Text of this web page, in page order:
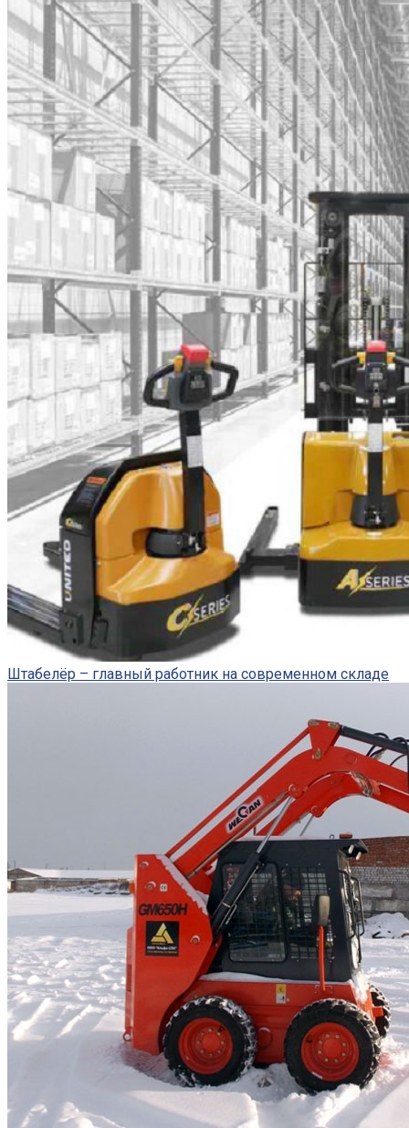
Штабелёр – главный работник на современном складе